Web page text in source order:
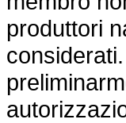
produttori